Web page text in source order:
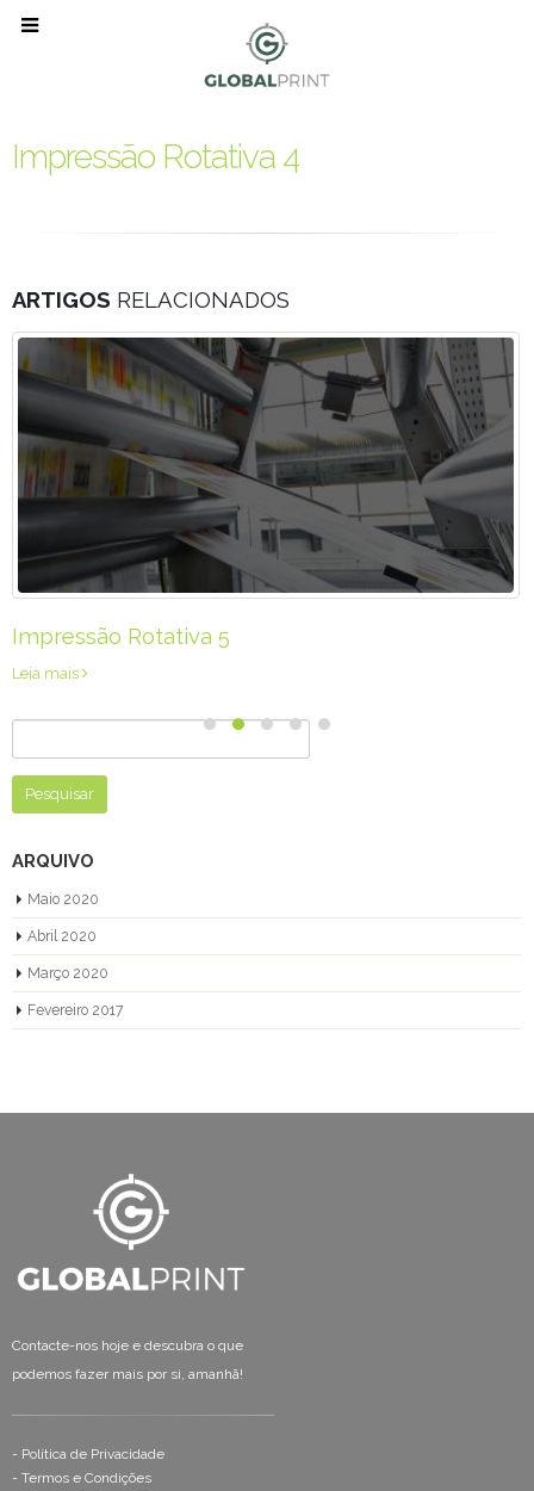
Impressão Rotativa 4
ARTIGOS RELACIONADOS
Impressão Rotativa 5
Leia mais
por:
ARQUIVO
Maio 2020
Abril 2020
Março 2020
Fevereiro 2017
Contacte-nos hoje e descubra o que
podemos fazer mais por si, amanhã!
- Política de Privacidade
- Termos e Condições